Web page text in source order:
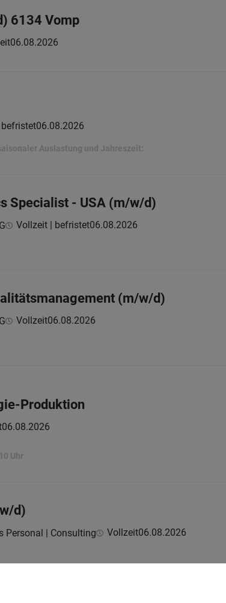
6134 Vomp
06.08.2026
06.08.2026
Auslastung und Jahreszeit:
Specialist - USA (m/w/d)
Vollzeit | befristet06.08.2026
(m/w/d)
Vollzeit06.08.2026
Produktion
06.08.2026
Uhr
d)
Personal | Consulting Vollzeit06.08.2026